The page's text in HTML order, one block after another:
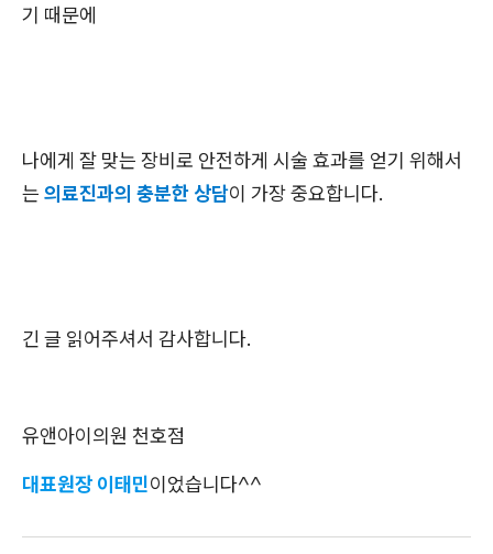
기 때문에
나에게 잘 맞는 장비로 안전하게 시술 효과를 얻기 위해서
는 의료진과의 충분한 상담이 가장 중요합니다.
긴 글 읽어주셔서 감사합니다.
유앤아이의원 천호점
대표원장 이태민이었습니다^^